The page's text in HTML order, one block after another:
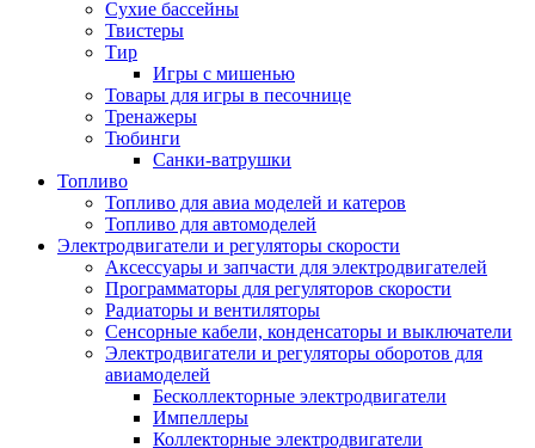
Сухие бассейны
Твистеры
Тир
Игры с мишенью
Товары для игры в песочнице
Тренажеры
Тюбинги
Санки-ватрушки
Топливо
Топливо для авиа моделей и катеров
Топливо для автомоделей
Электродвигатели и регуляторы скорости
Аксессуары и запчасти для электродвигателей
Программаторы для регуляторов скорости
Радиаторы и вентиляторы
Сенсорные кабели, конденсаторы и выключатели
Электродвигатели и регуляторы оборотов для
авиамоделей
Бесколлекторные электродвигатели
Импеллеры
Коллекторные электродвигатели